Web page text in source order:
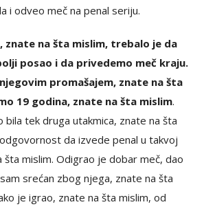
i odveo meč na penal seriju.
znate na šta mislim, trebalo je da
posao i da privedemo meč kraju.
promašajem, znate na šta
19 godina, znate na šta mislim.
bila tek druga utakmica, znate na šta
da izvede penal u takvoj
mislim. Odigrao je dobar meč, dao
srećan zbog njega, znate na šta
je igrao, znate na šta mislim, od